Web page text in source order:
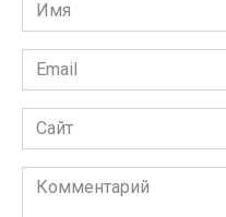
*
Email
*
Сайт
Комментарий